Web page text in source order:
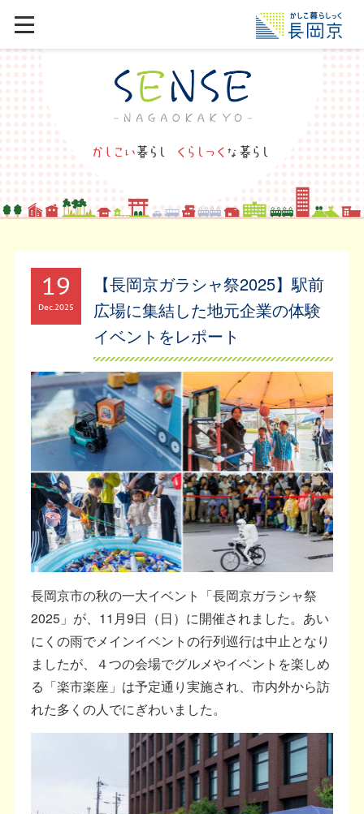
19
Dec2025
【長岡京ガラシャ祭2025】駅前
広場に集結した地元企業の体験
イベントをレポート
長岡京市の秋の一大イベント「長岡京ガラシャ祭
2025」が、11月9日（日）に開催されました。あい
にくの雨でメインイベントの行列巡行は中止となり
ましたが、４つの会場でグルメやイベントを楽しめ
る「楽市楽座」は予定通り実施され、市内外から訪
れた多くの人でにぎわいました。